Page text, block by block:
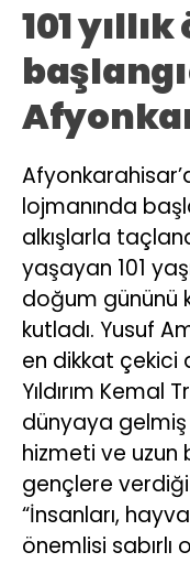
101
lojmanında
alkışlarla
yaşayan 101
doğum gününü
kutladı. Yusuf
en dikkat çekici
Yıldırım Kemal
dünyaya gelmiş
hizmeti ve uzun
gençlere
“İnsanları,
önemlisi sabırlı